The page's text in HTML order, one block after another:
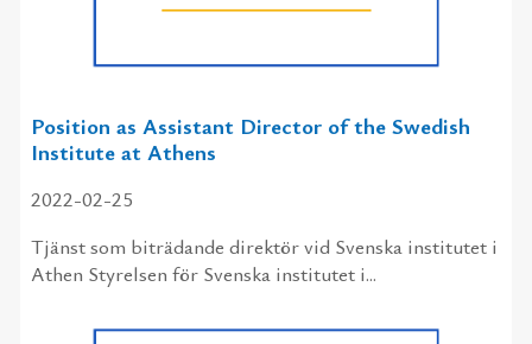
Position as Assistant Director of the Swedish
Institute at Athens
2022-02-25
Tjänst som biträdande direktör vid Svenska institutet i
Athen Styrelsen för Svenska institutet i...